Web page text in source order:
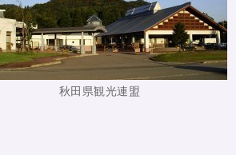
秋田県観光連盟